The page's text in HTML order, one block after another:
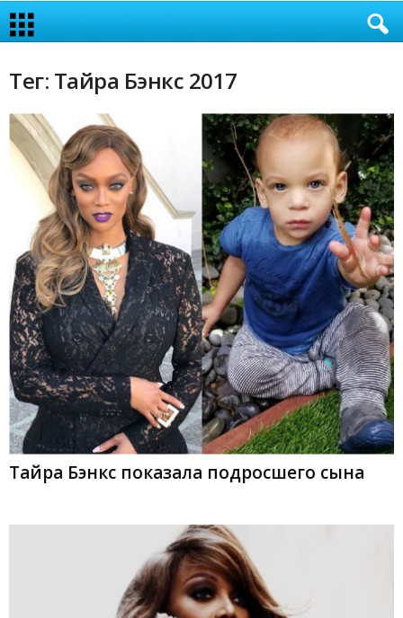
Тег: Тайра Бэнкс 2017
Тайра Бэнкс показала подросшего сына